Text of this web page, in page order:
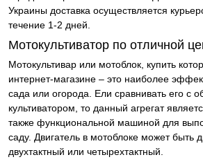
Украины доставка осуществляется
течение 1-2 дней.
Мотокультиватор по отличной
Мотокультивар или мотоблок, купить
интернет-магазине – это наиболее
сада или огорода. Ели сравнивать его с
культиватором, то данный агрегат
также функциональной машиной для
саду. Двигатель в мотоблоке может быть
двухтактный или четырехтактный.